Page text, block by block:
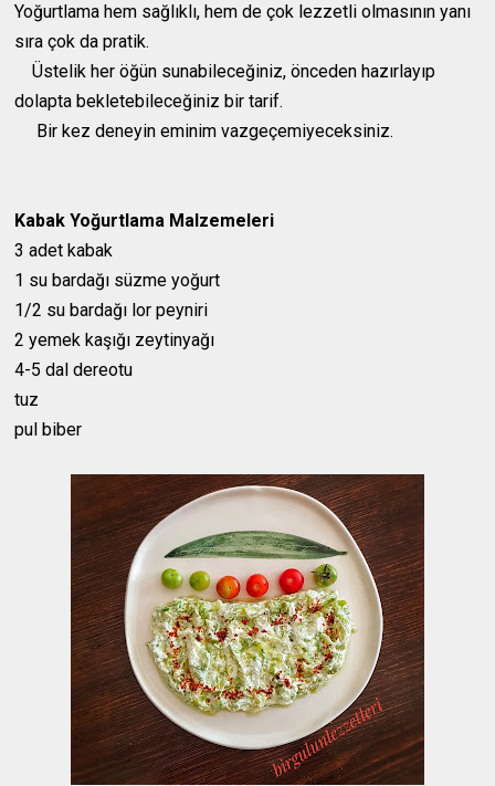
Yoğurtlama hem sağlıklı, hem de çok lezzetli olmasının yanı
sıra çok da pratik.
Üstelik her öğün sunabileceğiniz, önceden hazırlayıp
dolapta bekletebileceğiniz bir tarif.
Bir kez deneyin eminim vazgeçemiyeceksiniz.
Kabak Yoğurtlama Malzemeleri
3 adet kabak
1 su bardağı süzme yoğurt
1/2 su bardağı lor peyniri
2 yemek kaşığı zeytinyağı
4-5 dal dereotu
tuz
pul biber